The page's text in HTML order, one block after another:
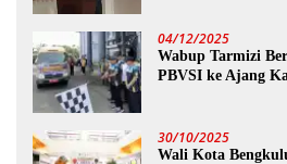
04/12/2025
Wabup Tarmizi
PBVSI ke Ajang
30/10/2025
Wali Kota